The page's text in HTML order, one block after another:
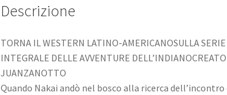
Descrizione
TORNA IL WESTERN LATINO-AMERICANOSULLA
INTEGRALE DELLE AVVENTURE
JUANZANOTTO
Quando Nakai andò nel bosco alla ricerca